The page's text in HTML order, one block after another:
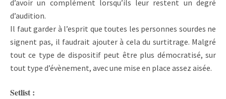
d’avoir un complément lorsqu’ils leur restent un degré
d’audition.
Il faut garder à l’esprit que toutes les personnes sourdes ne
signent pas, il faudrait ajouter à cela du surtitrage. Malgré
tout ce type de dispositif peut être plus démocratisé, sur
tout type d’évènement, avec une mise en place assez aisée.
Setlist :